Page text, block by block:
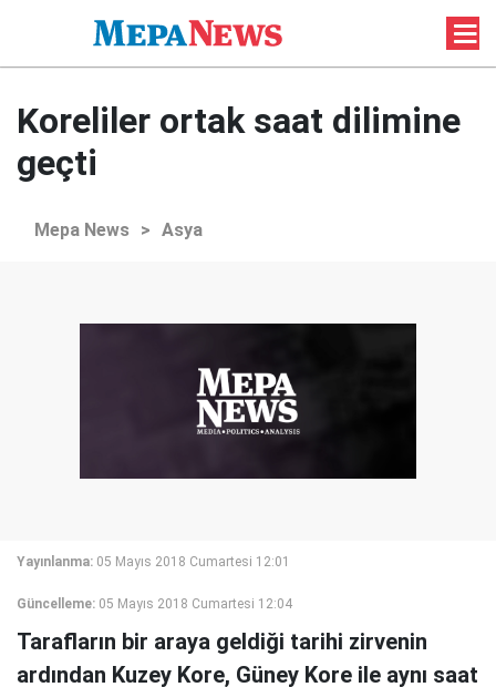
Koreliler ortak saat dilimine
geçti
Mepa News > Asya
Yayınlanma: 05 Mayıs 2018 Cumartesi 12:01
Güncelleme: 05 Mayıs 2018 Cumartesi 12:04
Tarafların bir araya geldiği tarihi zirvenin
ardından Kuzey Kore, Güney Kore ile aynı saat